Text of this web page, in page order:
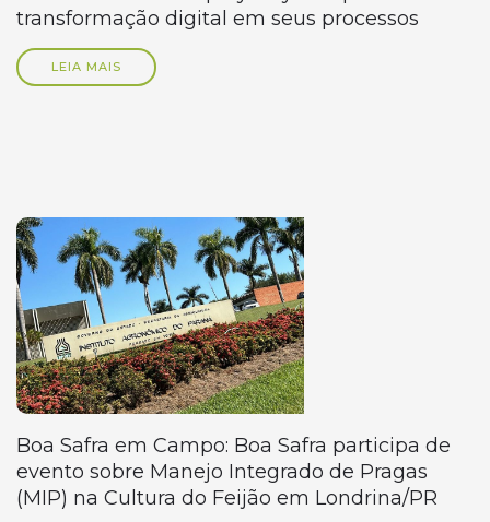
transformação digital em seus processos
LEIA MAIS
Boa Safra em Campo: Boa Safra participa de
evento sobre Manejo Integrado de Pragas
(MIP) na Cultura do Feijão em Londrina/PR